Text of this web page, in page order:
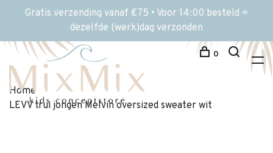
Gratis verzending vanaf €75 • Voor 14:00 besteld =
dezelfde (werk)dag verzonden
0
Home
LEVV trui jongen Melvin oversized sweater wit